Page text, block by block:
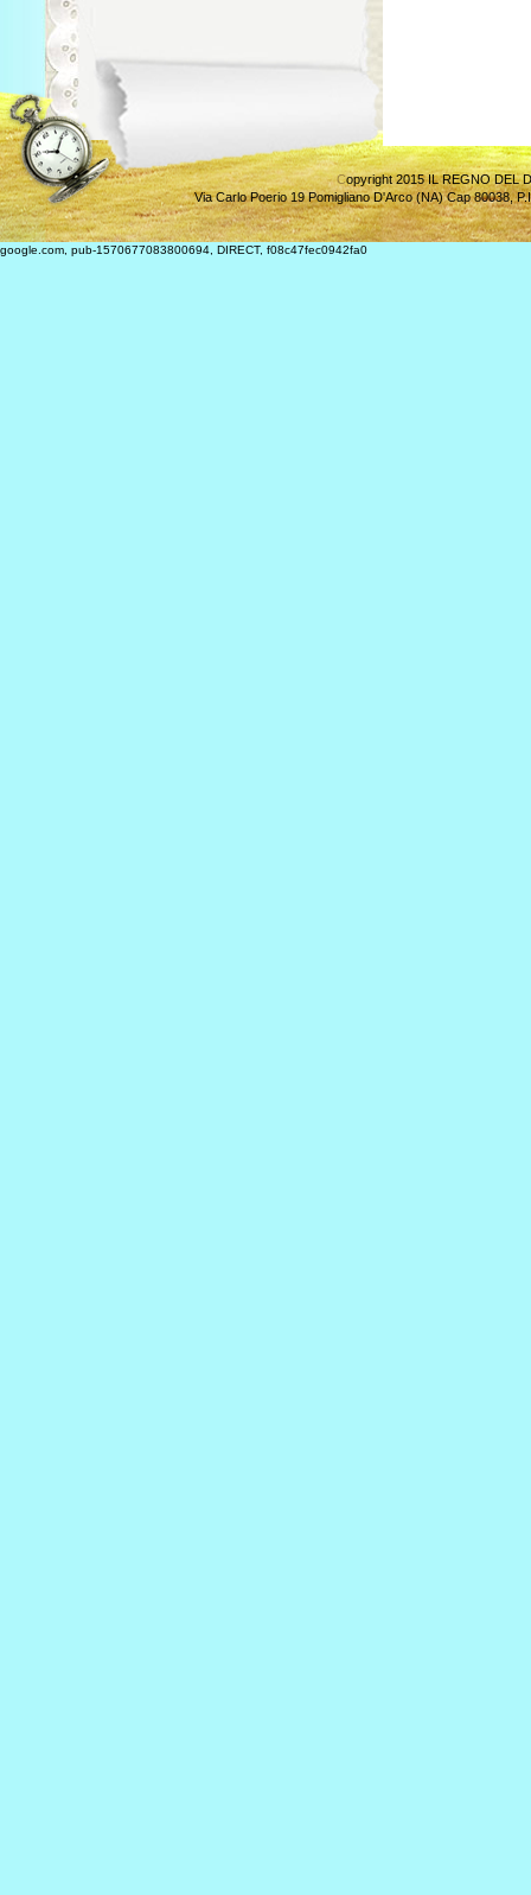
Copyright 2015 IL REGNO DEL
Via Carlo Poerio 19 Pomigliano D'Arco (NA) Cap 80038,
google.com, pub-1570677083800694, DIRECT, f08c47fec0942fa0